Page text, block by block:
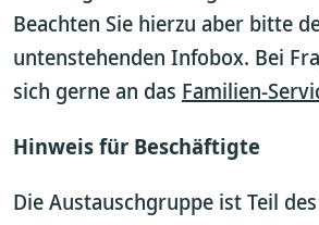
Beachten Sie hierzu aber bitte
untenstehenden Infobox. Bei
sich gerne an das Familien-
Hinweis für Beschäftigte
Die Austauschgruppe ist Teil des